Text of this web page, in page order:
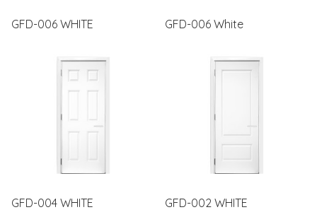
GFD-006 WHITE GFD-006 White
GFD-004 WHITE GFD-002 WHITE